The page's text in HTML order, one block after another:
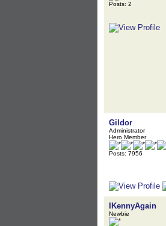
Posts: 2
Gildor
Administrator
Hero Member
Posts: 7956
IKennyAgain
Newbie